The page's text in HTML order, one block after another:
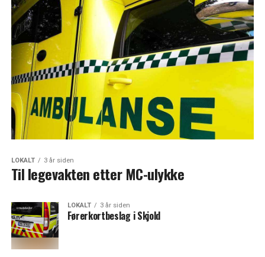
LOKALT 3 år siden
Til legevakten etter MC-ulykke
LOKALT 3 år siden
Førerkortbeslag i Skjold